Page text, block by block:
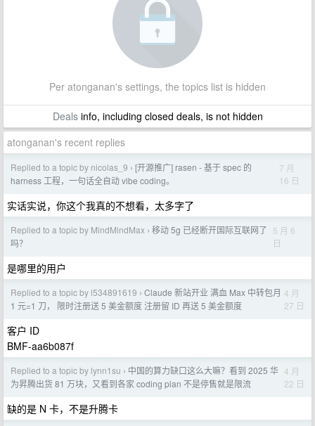
Per atonganan's settings, the topics list is hidden
Dealsinfo, including closed deals, is not hidden
atonganan's recent replies
Replied to a topic by nicolas_9 › [开源推广] rasen - 基于 spec 的
harness 工程，一句话全自动 vibe coding。
7 月
16 日
实话实说，你这个我真的不想看，太多字了
Replied to a topic by MindMindMax › 移动 5g 已经断开国际互联网了
吗？
5 月 6
日
是哪里的用户
Replied to a topic by l534891619 › Claude 新站开业 满血 Max 中转包月
1 元=1 刀， 限时注册送 5 美金额度 注册留 ID 再送 5 美金额度
4 月
27 日
客户 ID
BMF-aa6b087f
Replied to a topic by lynn1su › 中国的算力缺口这么大嘛？看到 2025 华
为昇腾出货 81 万块，又看到各家 coding plan 不是停售就是限流
4 月
22 日
缺的是 N 卡，不是升腾卡